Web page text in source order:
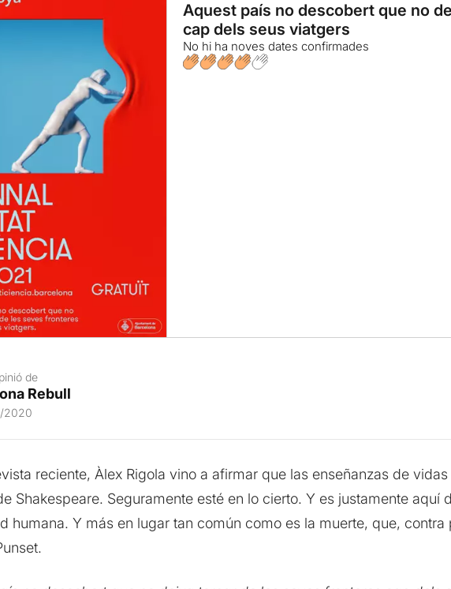
Aquest país no descobert que no
cap dels seus viatgers
No hi ha noves dates confirmades
de
Rebull
2020
reciente, Àlex Rigola vino a afirmar que las enseñanzas de
Shakespeare. Seguramente esté en lo cierto. Y es justamente
humana. Y más en lugar tan común como es la muerte, que,